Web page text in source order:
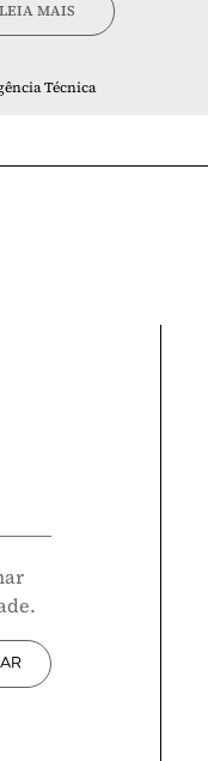
LEIA MAIS
Técnica